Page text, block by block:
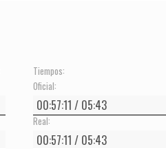
Tiempos:
Oficial:
Real: